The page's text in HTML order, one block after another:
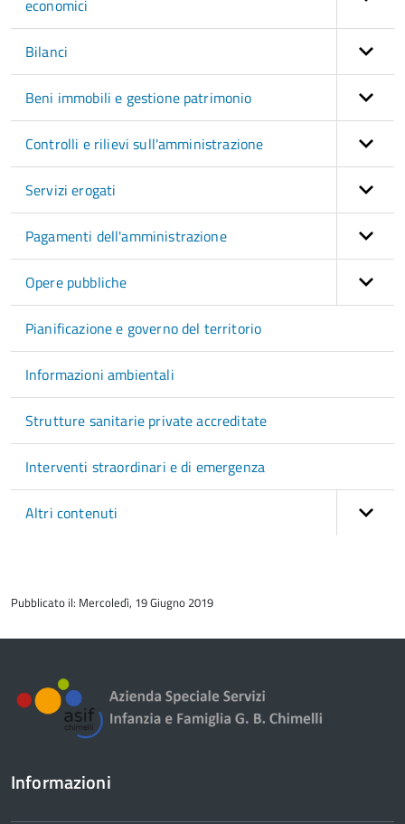
economici
Bilanci
Beni immobili e gestione patrimonio
Controlli e rilievi sull'amministrazione
Servizi erogati
Pagamenti dell'amministrazione
Opere pubbliche
Pianificazione e governo del territorio
Informazioni ambientali
Strutture sanitarie private accreditate
Interventi straordinari e di emergenza
Altri contenuti
del
Pubblicato il: Mercoledì, 19 Giugno 2019
Informazioni